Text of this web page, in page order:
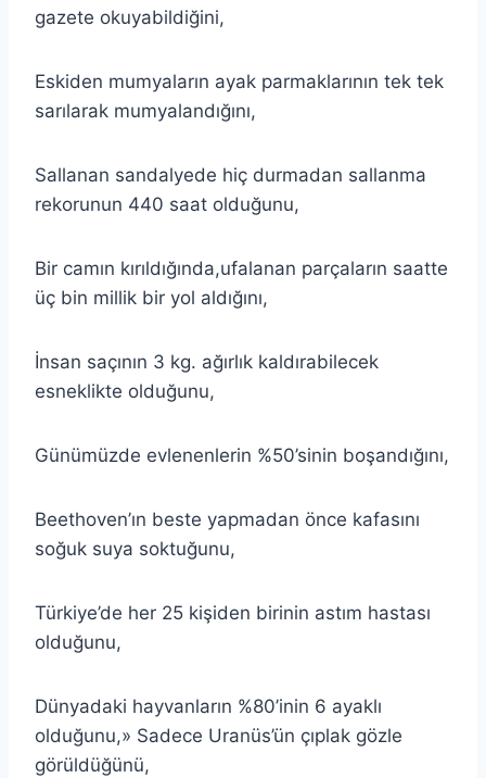
gazete okuyabildiğini,
Eskiden mumyaların ayak parmaklarının tek tek
sarılarak mumyalandığını,
Sallanan sandalyede hiç durmadan sallanma
rekorunun 440 saat olduğunu,
Bir camın kırıldığında,ufalanan parçaların saatte
üç bin millik bir yol aldığını,
İnsan saçının 3 kg. ağırlık kaldırabilecek
esneklikte olduğunu,
Günümüzde evlenenlerin %50’sinin boşandığını,
Beethoven’ın beste yapmadan önce kafasını
soğuk suya soktuğunu,
Türkiye’de her 25 kişiden birinin astım hastası
olduğunu,
Dünyadaki hayvanların %80’inin 6 ayaklı
olduğunu,» Sadece Uranüs’ün çıplak gözle
görüldüğünü,